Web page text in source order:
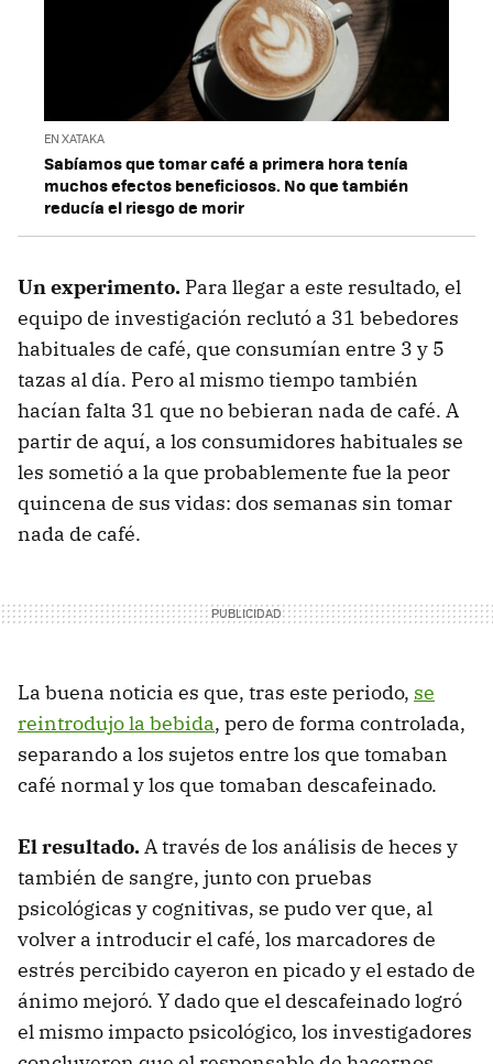
EN XATAKA
Sabíamos que tomar café a primera hora tenía
muchos efectos beneficiosos. No que también
reducía el riesgo de morir
Un experimento. Para llegar a este resultado, el
equipo de investigación reclutó a 31 bebedores
habituales de café, que consumían entre 3 y 5
tazas al día. Pero al mismo tiempo también
hacían falta 31 que no bebieran nada de café. A
partir de aquí, a los consumidores habituales se
les sometió a la que probablemente fue la peor
quincena de sus vidas: dos semanas sin tomar
nada de café.
La buena noticia es que, tras este periodo, se
reintrodujo la bebida, pero de forma controlada,
separando a los sujetos entre los que tomaban
café normal y los que tomaban descafeinado.
El resultado.A través de los análisis de heces y
también de sangre, junto con pruebas
psicológicas y cognitivas, se pudo ver que, al
volver a introducir el café, los marcadores de
estrés percibido cayeron en picado y el estado de
ánimo mejoró. Y dado que el descafeinado logró
el mismo impacto psicológico, los investigadores